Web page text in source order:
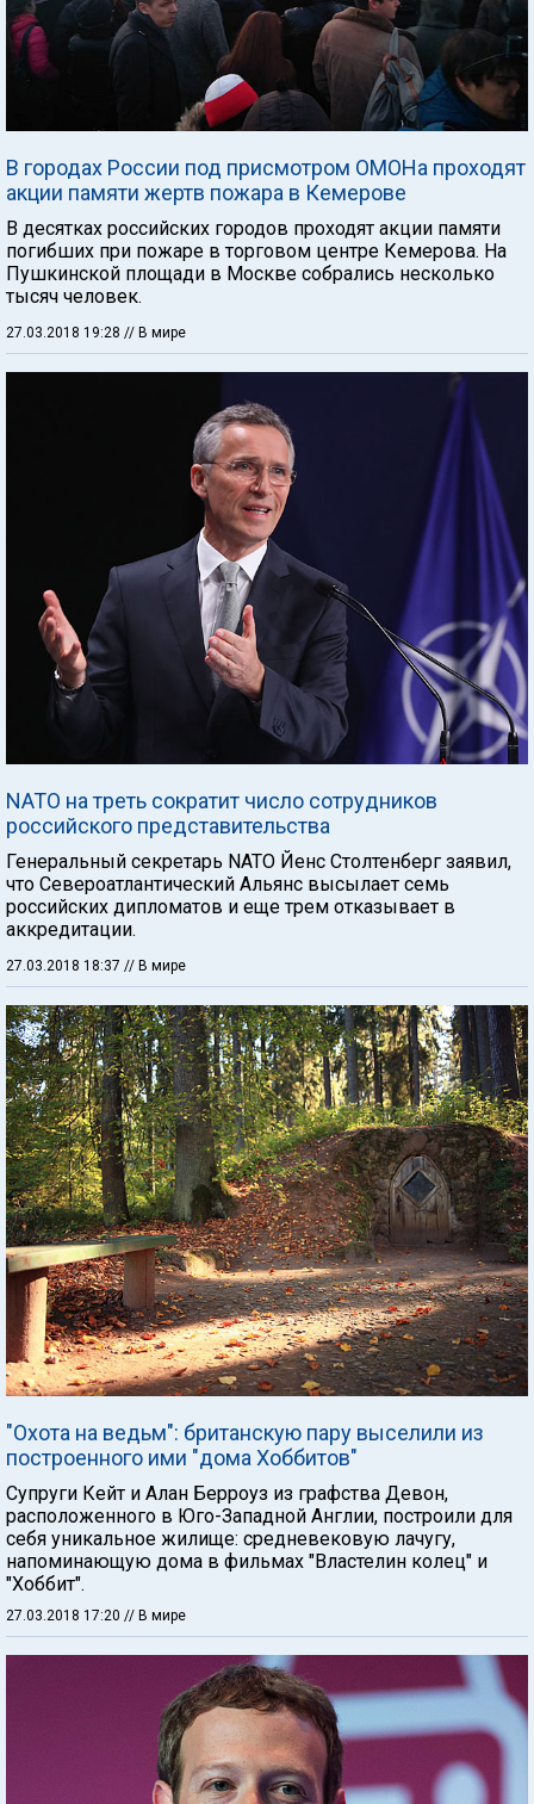
В городах России под присмотром ОМОНа проходят
акции памяти жертв пожара в Кемерове
В десятках российских городов проходят акции памяти
погибших при пожаре в торговом центре Кемерова. На
Пушкинской площади в Москве собрались несколько
тысяч человек.
27.03.2018 19:28 // В мире
NATO на треть сократит число сотрудников
российского представительства
Генеральный секретарь NATO Йенс Столтенберг заявил,
что Североатлантический Альянс высылает семь
российских дипломатов и еще трем отказывает в
аккредитации.
27.03.2018 18:37 // В мире
"Охота на ведьм": британскую пару выселили из
построенного ими "дома Хоббитов"
Супруги Кейт и Алан Берроуз из графства Девон,
расположенного в Юго-Западной Англии, построили для
себя уникальное жилище: средневековую лачугу,
напоминающую дома в фильмах "Властелин колец" и
"Хоббит".
27.03.2018 17:20 // В мире